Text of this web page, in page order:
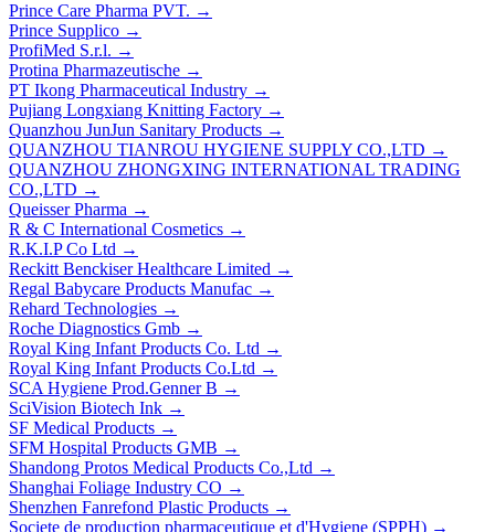
Prince Care Pharma PVT. →
Prince Supplico →
ProfiMed S.r.l. →
Protina Pharmazeutische →
PT Ikong Pharmaceutical Industry →
Pujiang Longxiang Knitting Factory →
Quanzhou JunJun Sanitary Products →
QUANZHOU TIANROU HYGIENE SUPPLY CO.,LTD →
QUANZHOU ZHONGXING INTERNATIONAL TRADING
CO.,LTD →
Queisser Pharma →
R & C International Cosmetics →
R.K.I.P Co Ltd →
Reckitt Benckiser Healthcare Limited →
Regal Babycare Products Manufac →
Rehard Technologies →
Roche Diagnostics Gmb →
Royal King Infant Products Co. Ltd →
Royal King Infant Products Co.Ltd →
SCA Hygiene Prod.Genner B →
SciVision Biotech Ink →
SF Medical Products →
SFM Hospital Products GMB →
Shandong Protos Medical Products Co.,Ltd →
Shanghai Foliage Industry CO →
Shenzhen Fanrefond Plastic Products →
Societe de production pharmaceutique et d'Hygiene (SPPH) →